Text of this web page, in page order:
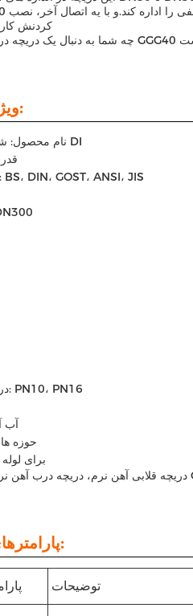
کردنش کار
ویژگی ها:
نام محصول: شیر دریچه DI
استاندارد: BS، DIN، GOST، ANSI، JIS
درجه فشار: PN10، PN16
آب
حوزه
برای
پارامترهای فنی:
توضیحات